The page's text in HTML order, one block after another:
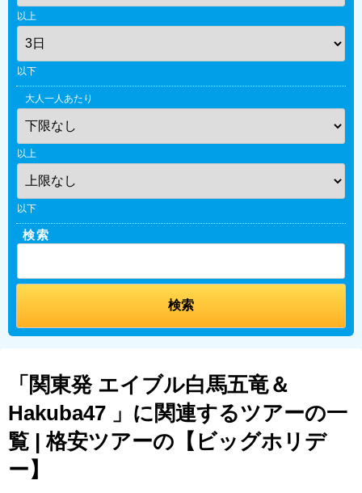
以上
以下
大人一人あたり
以上
以下
検索
「関東発 エイブル白馬五竜＆
Hakuba47 」に関連するツアーの一
覧 | 格安ツアーの【ビッグホリデ
ー】